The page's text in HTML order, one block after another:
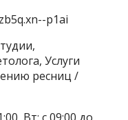
p1ai
Услуги
ресниц /